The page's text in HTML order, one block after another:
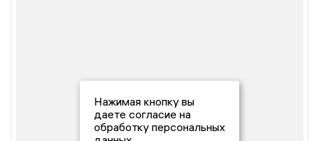
Нажимая кнопку вы
даете согласие на
обработку персональных